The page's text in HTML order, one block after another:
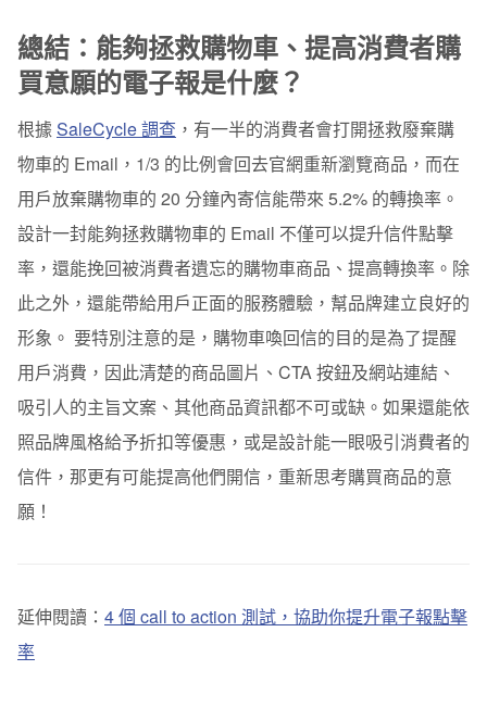
總結：能夠拯救購物車、提高消費者購
買意願的電子報是什麼？
根據 SaleCycle 調查 ，有一半的消費者會打開拯救廢棄購
物車的 Email，1/3 的比例會回去官網重新瀏覽商品，而在
用戶放棄購物車的 20 分鐘內寄信能帶來 5.2% 的轉換率。
設計一封能夠拯救購物車的 Email 不僅可以提升信件點擊
率，還能挽回被消費者遺忘的購物車商品、提高轉換率。除
此之外，還能帶給用戶正面的服務體驗，幫品牌建立良好的
形象。 要特別注意的是，購物車喚回信的目的是為了提醒
用戶消費，因此清楚的商品圖片、CTA 按鈕及網站連結、
吸引人的主旨文案、其他商品資訊都不可或缺。如果還能依
照品牌風格給予折扣等優惠，或是設計能一眼吸引消費者的
信件，那更有可能提高他們開信，重新思考購買商品的意
願！
延伸閱讀： 4 個 call to action 測試，協助你提升電子報點擊
率